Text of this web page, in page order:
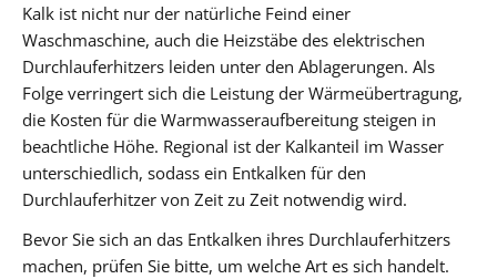
Kalk ist nicht nur der natürliche Feind einer
Waschmaschine, auch die Heizstäbe des elektrischen
Durchlauferhitzers leiden unter den Ablagerungen. Als
Folge verringert sich die Leistung der Wärmeübertragung,
die Kosten für die Warmwasseraufbereitung steigen in
beachtliche Höhe. Regional ist der Kalkanteil im Wasser
unterschiedlich, sodass ein Entkalken für den
Durchlauferhitzer von Zeit zu Zeit notwendig wird.
Bevor Sie sich an das Entkalken ihres Durchlauferhitzers
machen, prüfen Sie bitte, um welche Art es sich handelt.